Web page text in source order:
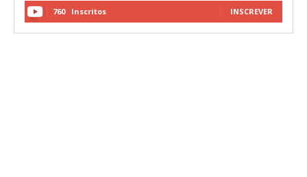
760 Inscritos INSCREVER